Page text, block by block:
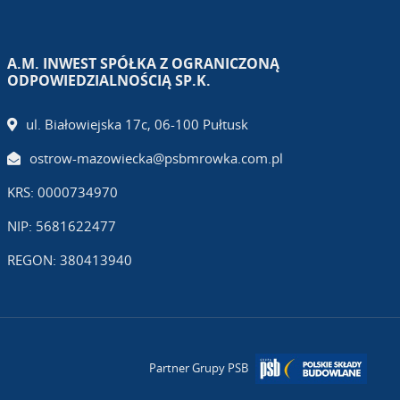
A.M. INWEST SPÓŁKA Z OGRANICZONĄ
ODPOWIEDZIALNOŚCIĄ SP.K.
ul. Białowiejska 17c, 06-100 Pułtusk
ostrow-mazowiecka@psbmrowka.com.pl
KRS: 0000734970
NIP: 5681622477
REGON: 380413940
Partner Grupy PSB